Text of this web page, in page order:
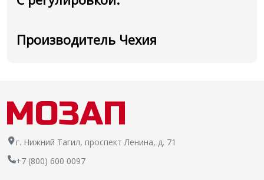
Производитель Чехия
г. Нижний Тагил, проспект Ленина, д. 71
+7 (800) 600 0097